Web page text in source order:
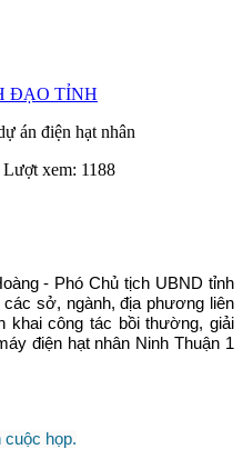
ĐẠO TỈNH
án điện hạt nhân
Lượt xem: 1188
- Phó Chủ tịch UBND tỉnh
sở, ngành, địa phương liên
khai công tác bồi thường, giải
điện hạt nhân Ninh Thuận 1
cuộc họp.